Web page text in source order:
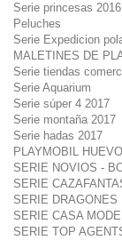
Serie princesas 2016
Peluches
Serie Expedicion
MALETINES DE
Serie tiendas
Serie Aquarium
Serie súper 4 2017
Serie montaña 2017
Serie hadas 2017
PLAYMOBIL
SERIE NOVIOS -
SERIE
SERIE DRAGONES
SERIE CASA
SERIE TOP